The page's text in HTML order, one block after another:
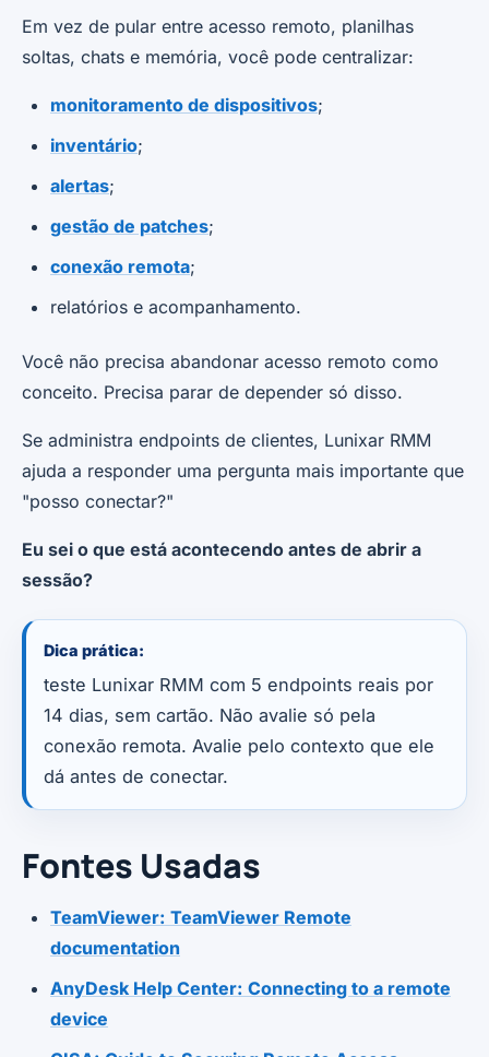
Em vez de pular entre acesso remoto, planilhas
soltas, chats e memória, você pode centralizar:
monitoramento de dispositivos;
inventário;
alertas;
gestão de patches;
conexão remota;
relatórios e acompanhamento.
Você não precisa abandonar acesso remoto como
conceito. Precisa parar de depender só disso.
Se administra endpoints de clientes, Lunixar RMM
ajuda a responder uma pergunta mais importante que
"posso conectar?"
Eu sei o que está acontecendo antes de abrir a
sessão?
Dica prática:
teste Lunixar RMM com 5 endpoints reais por
14 dias, sem cartão. Não avalie só pela
conexão remota. Avalie pelo contexto que ele
dá antes de conectar.
Fontes Usadas
TeamViewer: TeamViewer Remote
documentation
AnyDesk Help Center: Connecting to a remote
device